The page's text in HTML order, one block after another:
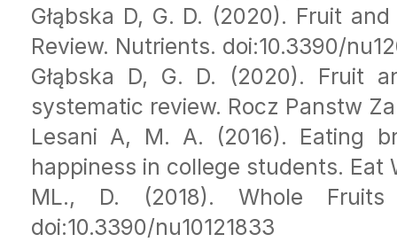
Głąbska D, G. D. (2020). Fruit
Review. Nutrients. doi:10.3390/
Głąbska D, G. D. (2020). Fruit
systematic review. Rocz Panstw
Lesani A, M. A. (2016). Eating
happiness in college students. Eat
ML., D. (2018). Whole
doi:10.3390/nu10121833